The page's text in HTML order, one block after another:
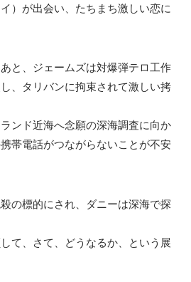
）が出会い、たちまち激しい恋に
と、ジェームズは対爆弾テロ工作
、タリバンに拘束されて激しい拷
ンド近海へ念願の深海調査に向か
帯電話がつながらないことが不安
の標的にされ、ダニーは深海で探
て、さて、どうなるか、という展